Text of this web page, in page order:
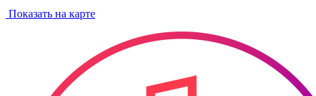
Показать на карте